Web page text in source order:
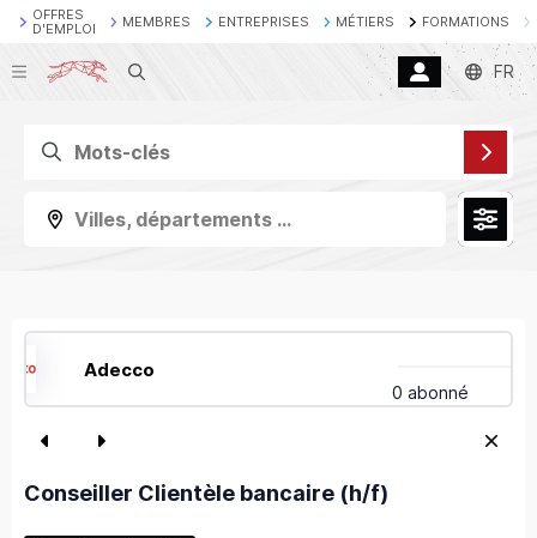
OFFRES
D'EMPLOI
MEMBRES ENTREPRISES MÉTIERS FORMATIONS
Recherche FR
Villes, départements ...
Adecco
0 abonné
Conseiller Clientèle bancaire (h/f)